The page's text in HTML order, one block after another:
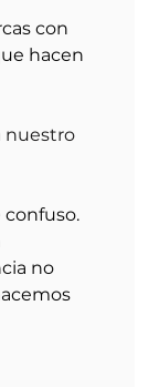
con
hacen
nuestro
confuso.
no